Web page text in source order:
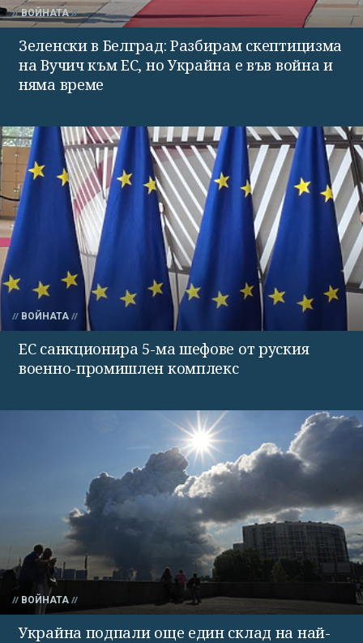
ВОЙНАТА
Зеленски в Белград: Разбирам скептицизма
на Вучич към ЕС, но Украйна е във война и
няма време
ВОЙНАТА
ЕС санкционира 5-ма шефове от руския
военно-промишлен комплекс
ВОЙНАТА
Украйна подпали още един склад на най-